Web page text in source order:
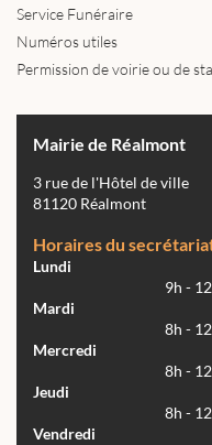
Service Funéraire
Numéros utiles
Permission de voirie ou de
Mairie de Réalmont
3 rue de l'Hôtel de ville
81120 Réalmont
Horaires du
Lundi
9h -
Mardi
8h -
Mercredi
8h -
Jeudi
8h -
Vendredi